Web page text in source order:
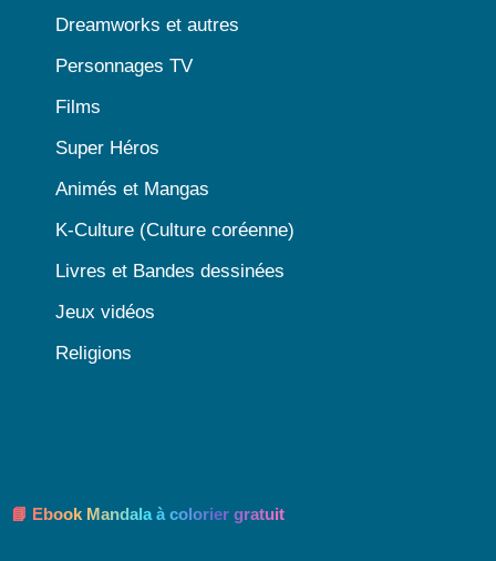
Dreamworks et autres
Personnages TV
Films
Super Héros
Animés et Mangas
K-Culture (Culture coréenne)
Livres et Bandes dessinées
Jeux vidéos
Religions
📘 Ebook Mandala à colorier gratuit